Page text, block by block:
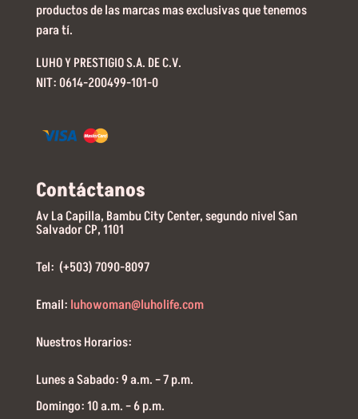
productos de las marcas mas exclusivas que tenemos
para tí.
LUHO Y PRESTIGIO S.A. DE C.V.
NIT: 0614-200499-101-0
Contáctanos
Av La Capilla, Bambu City Center, segundo nivel San
Salvador CP, 1101
Tel: (+503) 7090-8097
Email: luhowoman@luholife.com
Nuestros Horarios:
Lunes a Sabado: 9 a.m. – 7 p.m.
Domingo: 10 a.m. – 6 p.m.